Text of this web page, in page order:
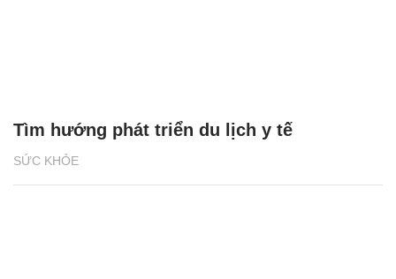
SỨC KHỎE
Tìm hướng phát triển du lịch y tế